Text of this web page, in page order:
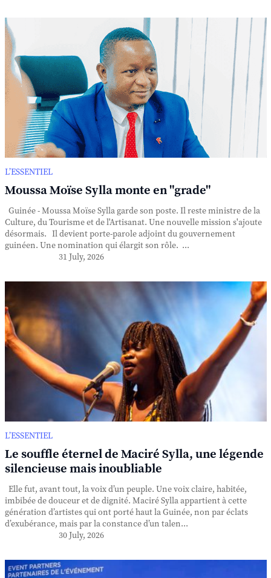
L’ESSENTIEL
Moussa Moïse Sylla monte en "grade"
Guinée - Moussa Moïse Sylla garde son poste. Il reste ministre de la
Culture, du Tourisme et de l'Artisanat. Une nouvelle mission s'ajoute
désormais. Il devient porte-parole adjoint du gouvernement
guinéen. Une nomination qui élargit son rôle. ...
31 July, 2026
L’ESSENTIEL
Le souffle éternel de Maciré Sylla, une légende
silencieuse mais inoubliable
Elle fut, avant tout, la voix d’un peuple. Une voix claire, habitée,
imbibée de douceur et de dignité. Maciré Sylla appartient à cette
génération d’artistes qui ont porté haut la Guinée, non par éclats
d’exubérance, mais par la constance d’un talen...
30 July, 2026